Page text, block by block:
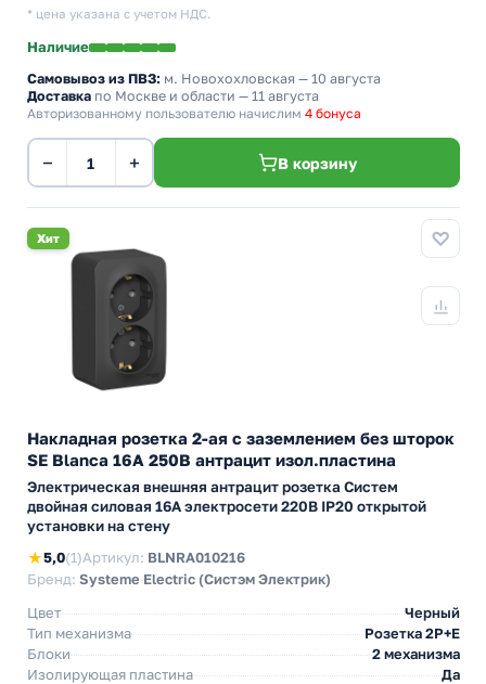
* цена указана с учетом НДС.
Наличие
Самовывоз из ПВЗ: м. Новохохловская — 10 августа
Доставка по Москве и области — 11 августа
Авторизованному пользователю начислим 4 бонуса
− + В корзину
Хит
Накладная розетка 2-ая с заземлением без шторок
SE Blanca 16А 250В антрацит изол.пластина
Электрическая внешняя антрацит розетка Систем
двойная силовая 16А электросети 220В IP20 открытой
установки на стену
★5,0(1)Артикул: BLNRA010216
Бренд: Systeme Electric (Систэм Электрик)
Цвет
Черный
Тип механизма
Розетка 2Р+Е
Блоки
2 механизма
Изолирующая пластина
Да